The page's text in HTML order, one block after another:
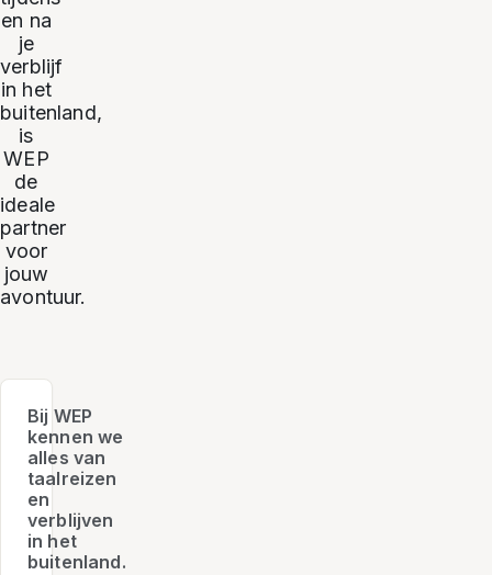
en na
je
verblijf
in het
buitenland,
is
WEP
de
ideale
partner
voor
jouw
avontuur.
Bij WEP
kennen we
alles van
taalreizen
en
verblijven
in het
buitenland.